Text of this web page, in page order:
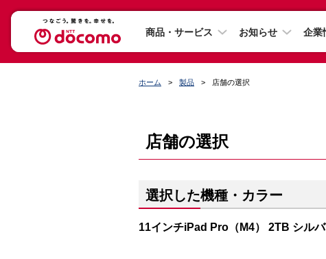
商品・サービス お知らせ 企業
ホーム 製品 店舗の選択
店舗の選択
選択した機種・カラー
11インチiPad Pro（M4） 2TB シル